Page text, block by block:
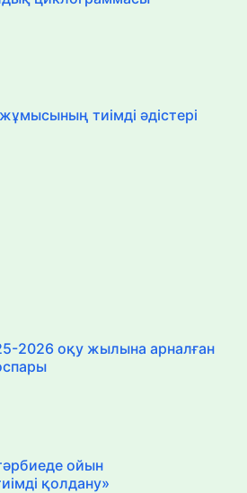
тиімді әдістері
2026 оқу жылына арналған
ойын
қолдану»